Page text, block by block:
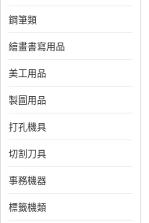
鋼筆類
繪畫書寫用品
美工用品
製圖用品
打孔機具
切割刀具
事務機器
標籤機類